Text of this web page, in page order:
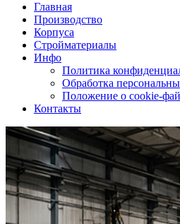
Главная
Производство
Корпуса
Стройматериалы
Инфо
Политика
Обработка
Положение о cookie-
Контакты